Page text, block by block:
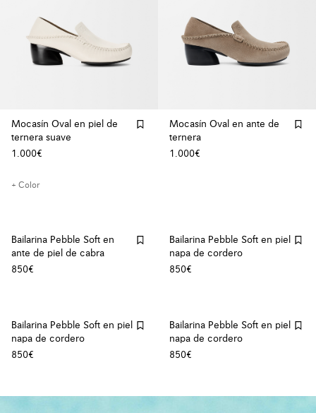
Mocasín Oval en piel de
ternera suave
1.000€
+ Color
Mocasín Oval en ante de
ternera
1.000€
Bailarina Pebble Soft en
ante de piel de cabra
850€
Bailarina Pebble Soft en piel
napa de cordero
850€
Bailarina Pebble Soft en piel
napa de cordero
850€
Bailarina Pebble Soft en piel
napa de cordero
850€